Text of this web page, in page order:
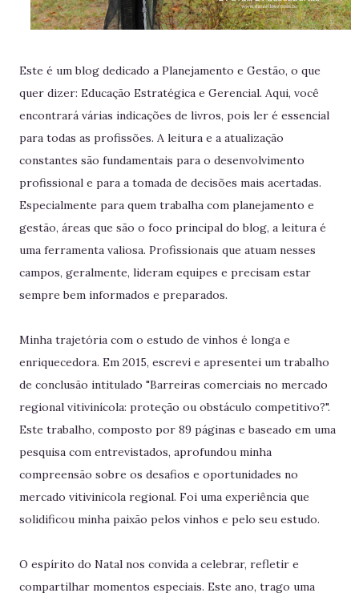
Este é um blog dedicado a Planejamento e Gestão, o que
quer dizer: Educação Estratégica e Gerencial. Aqui, você
encontrará várias indicações de livros, pois ler é essencial
para todas as profissões. A leitura e a atualização
constantes são fundamentais para o desenvolvimento
profissional e para a tomada de decisões mais acertadas.
Especialmente para quem trabalha com planejamento e
gestão, áreas que são o foco principal do blog, a leitura é
uma ferramenta valiosa. Profissionais que atuam nesses
campos, geralmente, lideram equipes e precisam estar
sempre bem informados e preparados.
Minha trajetória com o estudo de vinhos é longa e
enriquecedora. Em 2015, escrevi e apresentei um trabalho
de conclusão intitulado "Barreiras comerciais no mercado
regional vitivinícola: proteção ou obstáculo competitivo?".
Este trabalho, composto por 89 páginas e baseado em uma
pesquisa com entrevistados, aprofundou minha
compreensão sobre os desafios e oportunidades no
mercado vitivinícola regional. Foi uma experiência que
solidificou minha paixão pelos vinhos e pelo seu estudo.
O espírito do Natal nos convida a celebrar, refletir e
compartilhar momentos especiais. Este ano, trago uma